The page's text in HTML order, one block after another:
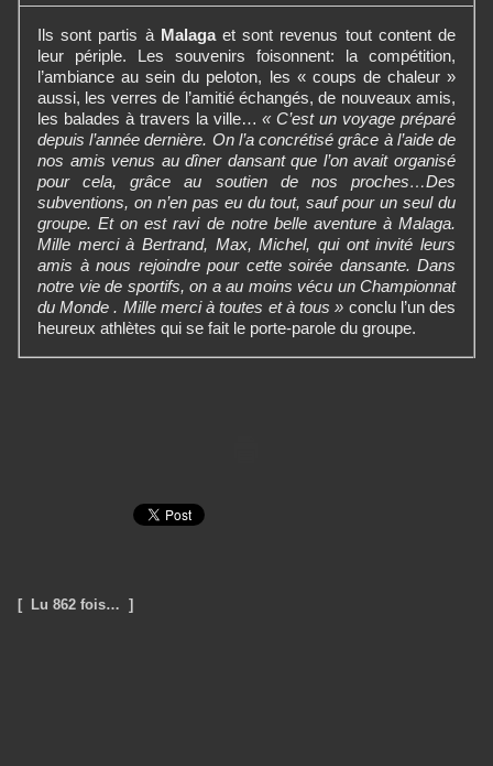
Ils sont partis à Malagaet sont revenus tout content de
leur périple. Les souvenirs foisonnent: la compétition,
l’ambiance au sein du peloton, les « coups de chaleur »
aussi, les verres de l’amitié échangés, de nouveaux amis,
les balades à travers la ville… « C’est un voyage préparé
depuis l’année dernière. On l’a concrétisé grâce à l’aide de
nos amis venus au dîner dansant que l’on avait organisé
pour cela, grâce au soutien de nos proches…Des
subventions, on n’en pas eu du tout, sauf pour un seul du
groupe. Et on est ravi de notre belle aventure à Malaga.
Mille merci à Bertrand, Max, Michel, qui ont invité leurs
amis à nous rejoindre pour cette soirée dansante. Dans
notre vie de sportifs, on a au moins vécu un Championnat
du Monde . Mille merci à toutes et à tous » conclu l’un des
heureux athlètes qui se fait le porte-parole du groupe.
[ Lu 862 fois… ]